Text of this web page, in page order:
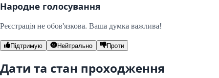
Народне голосування
Реєстрація не обов'язкова. Ваша думка важлива!
Підтримую Нейтрально Проти
Дати та стан проходження